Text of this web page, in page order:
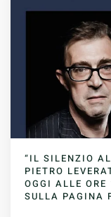
“IL SILENZIO
PIETRO
OGGI ALLE
SULLA PAGINA